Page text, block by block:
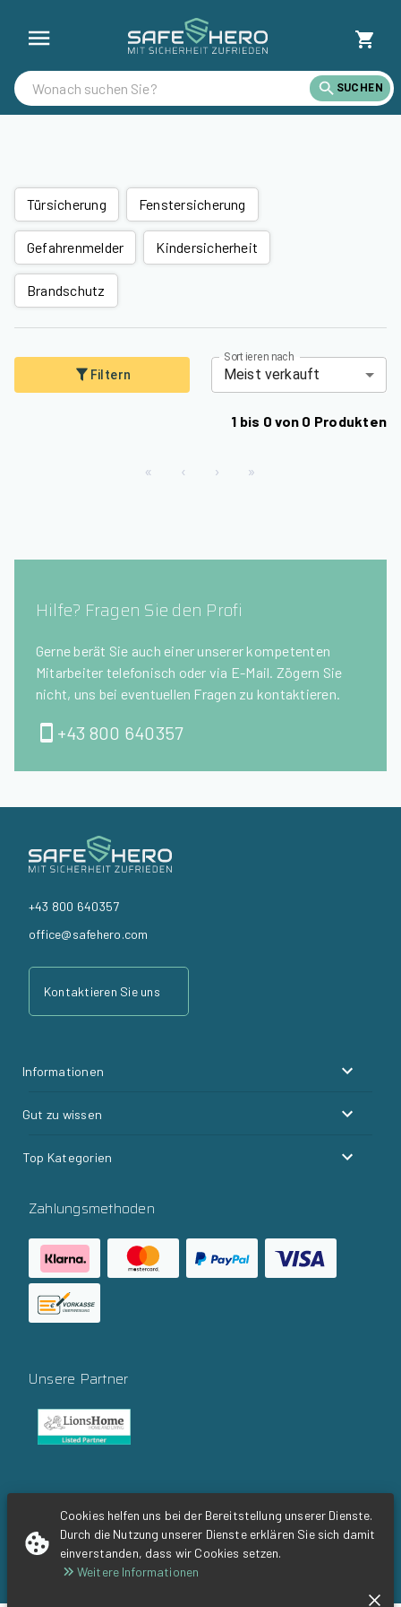
SUCHEN
Türsicherung Fenstersicherung
Gefahrenmelder Kindersicherheit
Brandschutz
Filtern
Sortieren nach
Meist verkauft
1 bis 0 von 0 Produkten
« ‹ › »
Hilfe? Fragen Sie den Profi
Gerne berät Sie auch einer unserer kompetenten
Mitarbeiter telefonisch oder via E-Mail. Zögern Sie
nicht, uns bei eventuellen Fragen zu kontaktieren.
+43 800 640357
Cookies helfen uns bei der Bereitstellung unserer Dienste.
Durch die Nutzung unserer Dienste erklären Sie sich damit
einverstanden, dass wir Cookies setzen.
Weitere Informationen
+43 800 640357
office@safehero.com
Kontaktieren Sie uns
Informationen
Gut zu wissen
Top Kategorien
Zahlungsmethoden
Unsere Partner